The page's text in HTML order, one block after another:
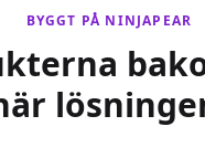
BYGGT PÅ NINJAPEAR